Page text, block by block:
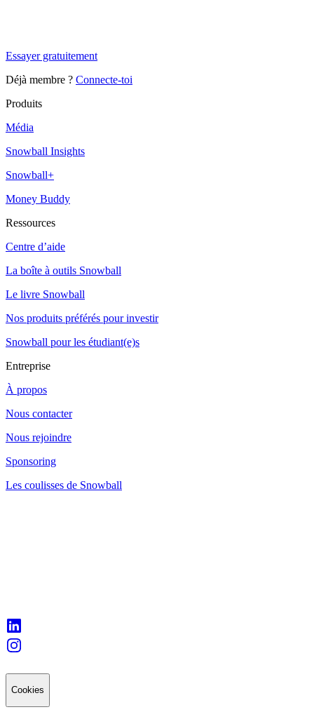
Essayer gratuitement
Déjà membre ? Connecte-toi
Produits
Média
Snowball Insights
Snowball+
Money Buddy
Ressources
Centre d’aide
La boîte à outils Snowball
Le livre Snowball
Nos produits préférés pour investir
Snowball pour les étudiant(e)s
Entreprise
À propos
Nous contacter
Nous rejoindre
Sponsoring
Les coulisses de Snowball
Cookies